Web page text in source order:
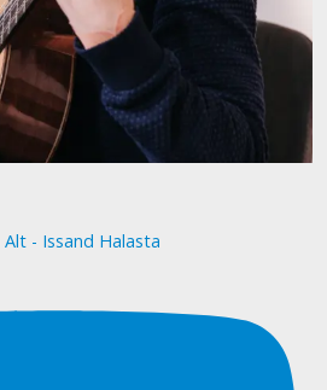
- Issand Halasta